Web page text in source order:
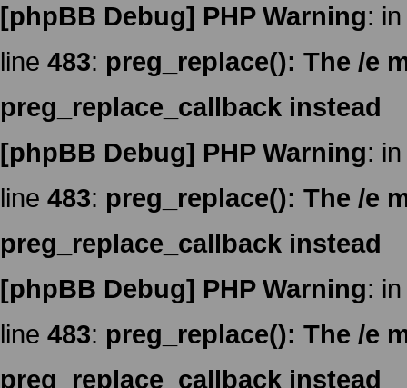
[phpBB Debug] PHP Warning:
line 483: preg_replace(): The /e
preg_replace_callback instead
[phpBB Debug] PHP Warning:
line 483: preg_replace(): The /e
preg_replace_callback instead
[phpBB Debug] PHP Warning:
line 483: preg_replace(): The /e
preg_replace_callback instead